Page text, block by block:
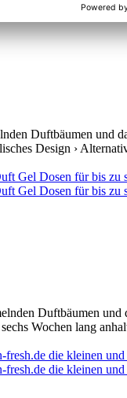
Duftbäumen und
Design ›
Duftbäumen
Wochen lang